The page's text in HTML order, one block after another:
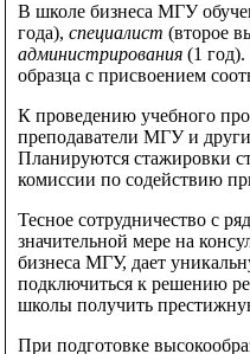
В школе бизнеса МГУ
года), специалист (второе
администрирования (1
образца с присвоением
К проведению учебного
преподаватели МГУ и
Планируются стажировки
комиссии по содействию
Тесное сотрудничество с
значительной мере на
бизнеса МГУ, дает
подключиться к решению
школы получить
При подготовке